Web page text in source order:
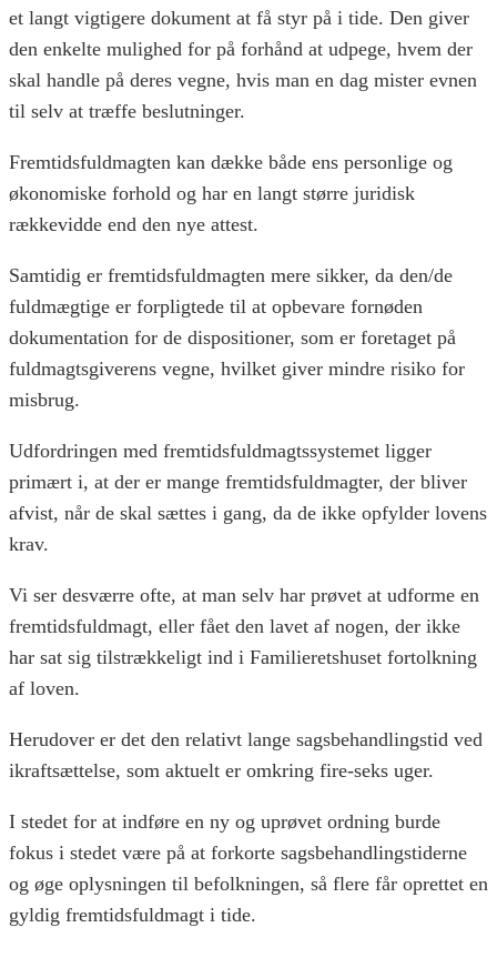
et langt vigtigere dokument at få styr på i tide. Den giver
den enkelte mulighed for på forhånd at udpege, hvem der
skal handle på deres vegne, hvis man en dag mister evnen
til selv at træffe beslutninger.
Fremtidsfuldmagten kan dække både ens personlige og
økonomiske forhold og har en langt større juridisk
rækkevidde end den nye attest.
Samtidig er fremtidsfuldmagten mere sikker, da den/de
fuldmægtige er forpligtede til at opbevare fornøden
dokumentation for de dispositioner, som er foretaget på
fuldmagtsgiverens vegne, hvilket giver mindre risiko for
misbrug.
Udfordringen med fremtidsfuldmagtssystemet ligger
primært i, at der er mange fremtidsfuldmagter, der bliver
afvist, når de skal sættes i gang, da de ikke opfylder lovens
krav.
Vi ser desværre ofte, at man selv har prøvet at udforme en
fremtidsfuldmagt, eller fået den lavet af nogen, der ikke
har sat sig tilstrækkeligt ind i Familieretshuset fortolkning
af loven.
Herudover er det den relativt lange sagsbehandlingstid ved
ikraftsættelse, som aktuelt er omkring fire-seks uger.
I stedet for at indføre en ny og uprøvet ordning burde
fokus i stedet være på at forkorte sagsbehandlingstiderne
og øge oplysningen til befolkningen, så flere får oprettet en
gyldig fremtidsfuldmagt i tide.